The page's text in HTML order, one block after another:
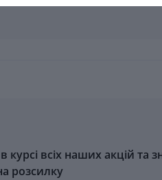
курсі всіх наших акцій та
розсилку